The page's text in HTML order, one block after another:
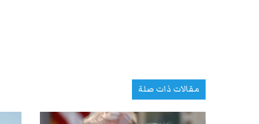
مقالات ذات صلة